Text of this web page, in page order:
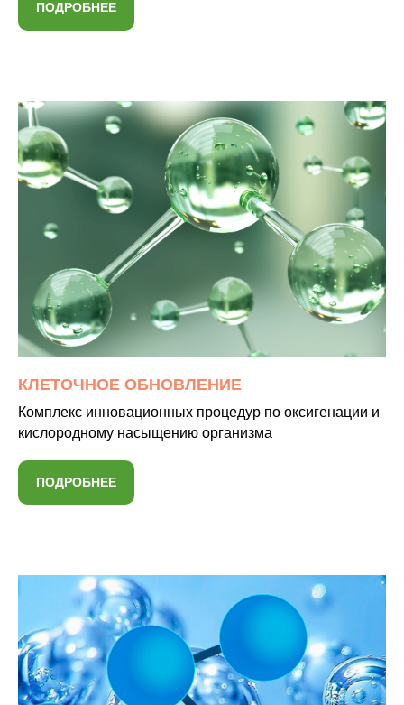
ПОДРОБНЕЕ
КЛЕТОЧНОЕ ОБНОВЛЕНИЕ
Комплекс инновационных процедур по оксигенации и
кислородному насыщению организма
ПОДРОБНЕЕ